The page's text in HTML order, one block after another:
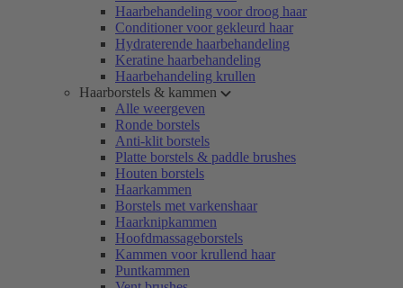
Haarbehandeling voor droog haar
Conditioner voor gekleurd haar
Hydraterende haarbehandeling
Keratine haarbehandeling
Haarbehandeling krullen
Haarborstels & kammen
Alle weergeven
Ronde borstels
Anti-klit borstels
Platte borstels & paddle brushes
Houten borstels
Haarkammen
Borstels met varkenshaar
Haarknipkammen
Hoofdmassageborstels
Kammen voor krullend haar
Puntkammen